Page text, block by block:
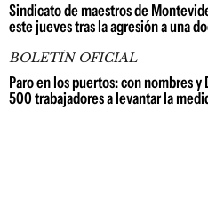
Sindicato de maestros de
este jueves tras la agresión a una
BOLETÍN OFICIAL
Paro en los puertos: con nombres
500 trabajadores a levantar la